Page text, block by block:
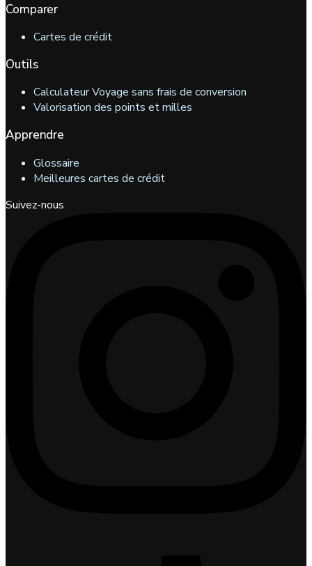
Comparer
Cartes de crédit
Outils
Calculateur Voyage sans frais de conversion
Valorisation des points et milles
Apprendre
Glossaire
Meilleures cartes de crédit
Suivez-nous